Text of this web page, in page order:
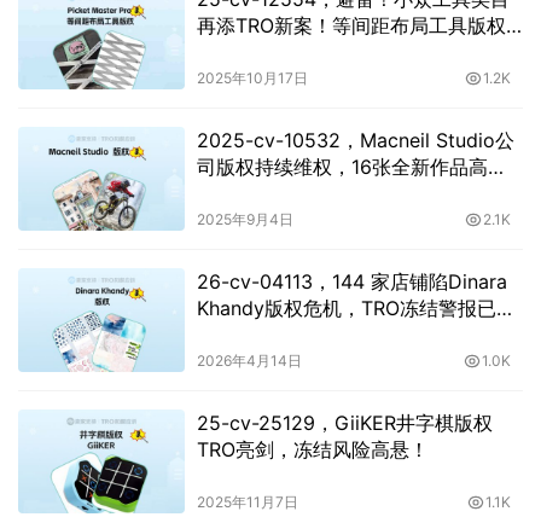
再添TRO新案！等间距布局工具版权
2025年10月17日 1.2K
2025-cv-10532，Macneil Studio公
司版权持续维权，16张全新作品高
2025年9月4日 2.1K
26-cv-04113，144 家店铺陷Dinara
Khandy版权危机，TRO冻结警报已拉
2026年4月14日 1.0K
25-cv-25129，GiiKER井字棋版权
TRO亮剑，冻结风险高悬！
2025年11月7日 1.1K